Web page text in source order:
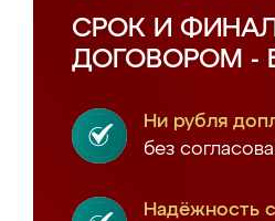
СРОК И
ДОГОВОРОМ -
Ни рубля
без
Надёжность